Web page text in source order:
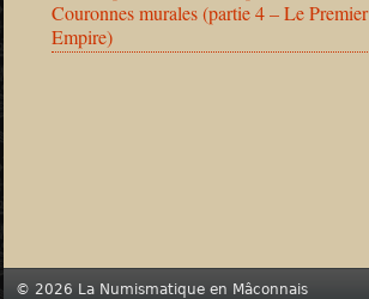
Couronnes murales (partie 4 – Le Premier
Empire)
© 2026 La Numismatique en Mâconnais